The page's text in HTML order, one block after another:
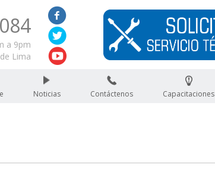
a 9pm
Lima
Noticias Contáctenos Capacitaciones